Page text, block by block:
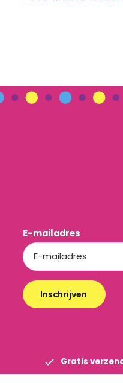
E-mailadres
Inschrijven
Gratis